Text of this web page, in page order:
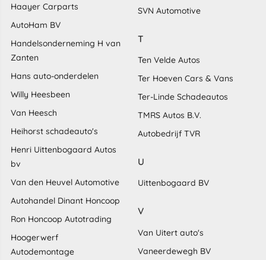
Haayer Carparts
AutoHam BV
Handelsonderneming H van
Zanten
Hans auto-onderdelen
Willy Heesbeen
Van Heesch
Heihorst schadeauto's
Henri Uittenbogaard Autos
bv
Van den Heuvel Automotive
Autohandel Dinant Honcoop
Ron Honcoop Autotrading
Hoogerwerf
Autodemontage
SVN Automotive
T
Ten Velde Autos
Ter Hoeven Cars & Vans
Ter-Linde Schadeautos
TMRS Autos B.V.
Autobedrijf TVR
U
Uittenbogaard BV
V
Van Uitert auto's
Vaneerdewegh BV